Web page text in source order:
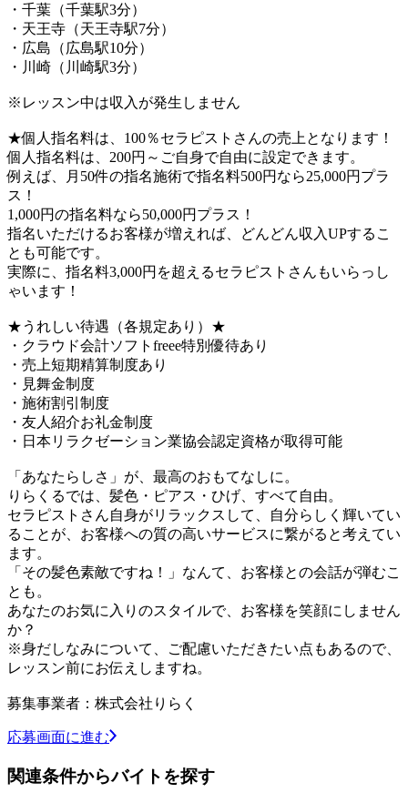
・千葉（千葉駅3分）
・天王寺（天王寺駅7分）
・広島（広島駅10分）
・川崎（川崎駅3分）
※レッスン中は収入が発生しません
★個人指名料は、100％セラピストさんの売上となります！
個人指名料は、200円～ご自身で自由に設定できます。
例えば、月50件の指名施術で指名料500円なら25,000円プラ
ス！
1,000円の指名料なら50,000円プラス！
指名いただけるお客様が増えれば、どんどん収入UPするこ
とも可能です。
実際に、指名料3,000円を超えるセラピストさんもいらっし
ゃいます！
★うれしい待遇（各規定あり）★
・クラウド会計ソフトfreee特別優待あり
・売上短期精算制度あり
・見舞金制度
・施術割引制度
・友人紹介お礼金制度
・日本リラクゼーション業協会認定資格が取得可能
「あなたらしさ」が、最高のおもてなしに。
りらくるでは、髪色・ピアス・ひげ、すべて自由。
セラピストさん自身がリラックスして、自分らしく輝いてい
ることが、お客様への質の高いサービスに繋がると考えてい
ます。
「その髪色素敵ですね！」なんて、お客様との会話が弾むこ
とも。
あなたのお気に入りのスタイルで、お客様を笑顔にしません
か？
※身だしなみについて、ご配慮いただきたい点もあるので、
レッスン前にお伝えしますね。
募集事業者：株式会社りらく
応募画面に進む
関連条件からバイトを探す